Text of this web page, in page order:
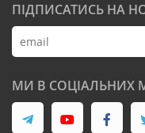
ПІДПИСАТИСЬ НА
МИ В СОЦІАЛЬНИХ